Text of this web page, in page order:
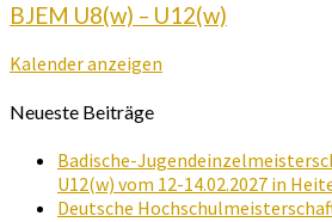
BJEM U8(w) – U12(w)
Kalender anzeigen
Neueste Beiträge
Badische-
U12(w) vom 12-14.02.2027 in
Deutsche